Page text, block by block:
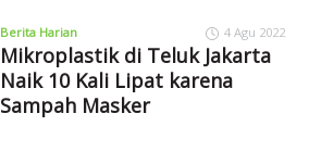
Berita Harian 4 Agu 2022
Mikroplastik di Teluk Jakarta
Naik 10 Kali Lipat karena
Sampah Masker